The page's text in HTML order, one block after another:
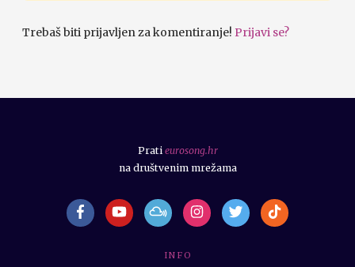
Trebaš biti prijavljen za komentiranje! Prijavi se?
I N F O
Prati eurosong.hr
na društvenim mrežama